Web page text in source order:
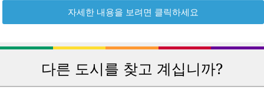
자세한 내용을 보려면 클릭하세요
다른 도시를 찾고 계십니까?